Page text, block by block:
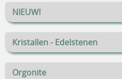
NIEUW!
Kristallen - Edelstenen
Orgonite